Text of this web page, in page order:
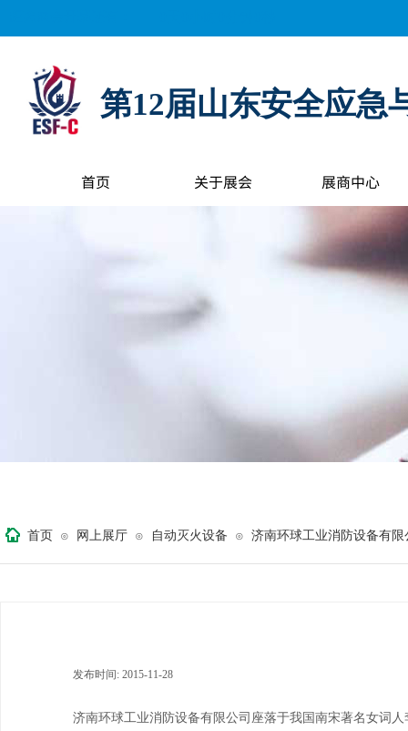
第12届山东安全应急
首页 关于展会 展商中心
首页 ⊙ 网上展厅 ⊙ 自动灭火设备 ⊙ 济南环球工业消防设备有限
发布时间: 2015-11-28
济南环球工业消防设备有限公司座落于我国南宋著名女词